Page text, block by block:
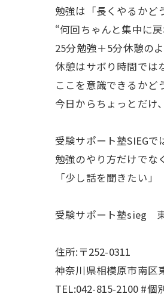
勉強は「長くやるかど
“何回ちゃんと集中に
25分勉強＋5分休憩の
休憩はサボり時間では
ここを意識できるかど
今日からちょっとだけ
受験サポート塾SIEG
勉強のやり方だけで
「少し話を聞きたい
受験サポート塾sieg
住所:〒252-0311
神奈川県相模原市南区
TEL:042-815-2100 #